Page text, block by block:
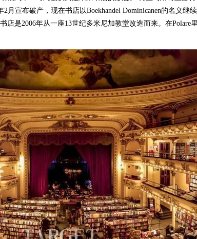
月宣布破产，现在书店以Boekhandel Dominicanen的名义继
店是2006年从一座13世纪多米尼加教堂改造而来。在Polare